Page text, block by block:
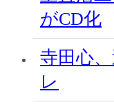
がCD化
寺田心
レ